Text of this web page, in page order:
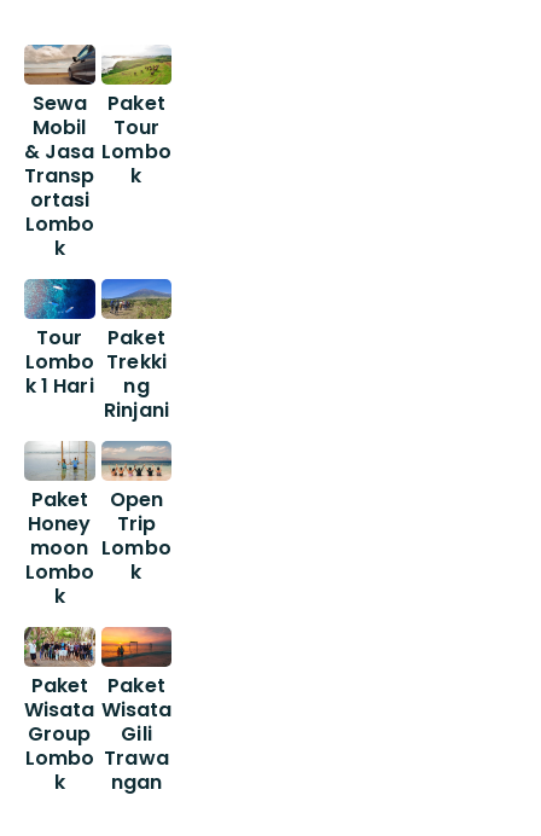
Sewa
Mobil
& Jasa
Transp
ortasi
Lombo
k
Paket
Tour
Lombo
k
Tour
Lombo
k 1 Hari
Paket
Trekki
ng
Rinjani
Paket
Honey
moon
Lombo
k
Open
Trip
Lombo
k
Paket
Wisata
Group
Lombo
k
Paket
Wisata
Gili
Trawa
ngan